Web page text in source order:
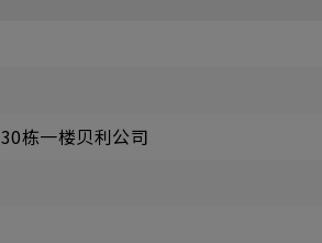
栋一楼贝利公司